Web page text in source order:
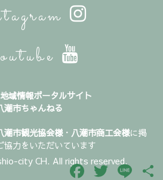
域情報ポータルサイト
潮市ちゃんねる
潮市観光協会様・ 八潮市商工会様に掲
協力をいただいています
city CH. All rights reserved.
Facebook
TwitterLine